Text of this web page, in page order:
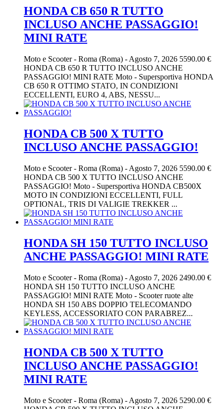
HONDA CB 650 R TUTTO
INCLUSO ANCHE PASSAGGIO!
MINI RATE
Moto e Scooter- Roma (Roma) - Agosto 7, 2026 5590.00 €
HONDA CB 650 R TUTTO INCLUSO ANCHE
PASSAGGIO! MINI RATE Moto - Supersportiva HONDA
CB 650 R OTTIMO STATO, IN CONDIZIONI
ECCELLENTI, EURO 4, ABS, NESSU...
HONDA CB 500 X TUTTO
INCLUSO ANCHE PASSAGGIO!
Moto e Scooter- Roma (Roma) - Agosto 7, 2026 5590.00 €
HONDA CB 500 X TUTTO INCLUSO ANCHE
PASSAGGIO! Moto - Supersportiva HONDA CB500X
MOTO IN CONDIZIONI ECCELLENTI, FULL
OPTIONAL, TRIS DI VALIGIE TREKKER ...
HONDA SH 150 TUTTO INCLUSO
ANCHE PASSAGGIO! MINI RATE
Moto e Scooter- Roma (Roma) - Agosto 7, 2026 2490.00 €
HONDA SH 150 TUTTO INCLUSO ANCHE
PASSAGGIO! MINI RATE Moto - Scooter ruote alte
HONDA SH 150 ABS DOPPIO TELECOMANDO
KEYLESS, ACCESSORIATO CON PARABREZ...
HONDA CB 500 X TUTTO
INCLUSO ANCHE PASSAGGIO!
MINI RATE
Moto e Scooter- Roma (Roma) - Agosto 7, 2026 5290.00 €